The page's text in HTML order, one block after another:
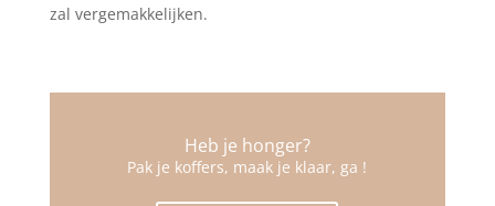
zal vergemakkelijken.
Heb je honger?
Pak je koffers, maak je klaar, ga !